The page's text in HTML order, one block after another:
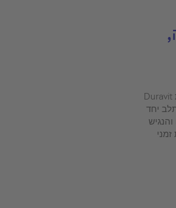
עם טכנולוגיית האסלות ללא תעלה Rimless החדשה, חברת Duravit
יחד